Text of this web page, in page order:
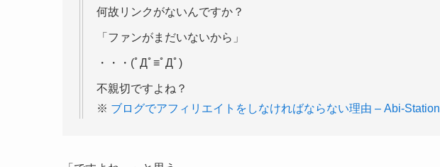
何故リンクがないんですか？
「ファンがまだいないから」
・・・(ﾟДﾟ≡ﾟДﾟ)
不親切ですよね？
※ ブログでアフィリエイトをしなければならない理由 – Abi-Station